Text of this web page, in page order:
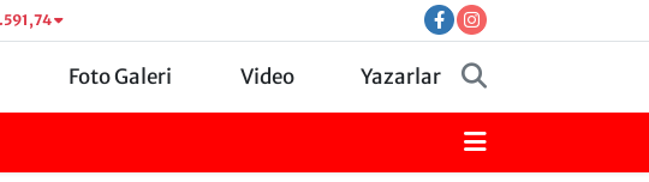
Foto Galeri Video Yazarlar